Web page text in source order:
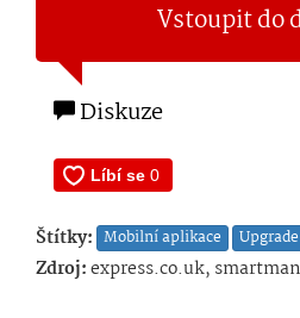
Vstoupit do
Diskuze
Štítky: Mobilní aplikace Upgrade
Zdroj:express.co.uk,